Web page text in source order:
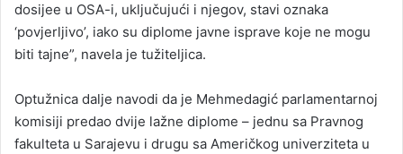
dosijee u OSA-i, uključujući i njegov, stavi oznaka
‘povjerljivo’, iako su diplome javne isprave koje ne mogu
biti tajne”, navela je tužiteljica.
Optužnica dalje navodi da je Mehmedagić parlamentarnoj
komisiji predao dvije lažne diplome – jednu sa Pravnog
fakulteta u Sarajevu i drugu sa Američkog univerziteta u